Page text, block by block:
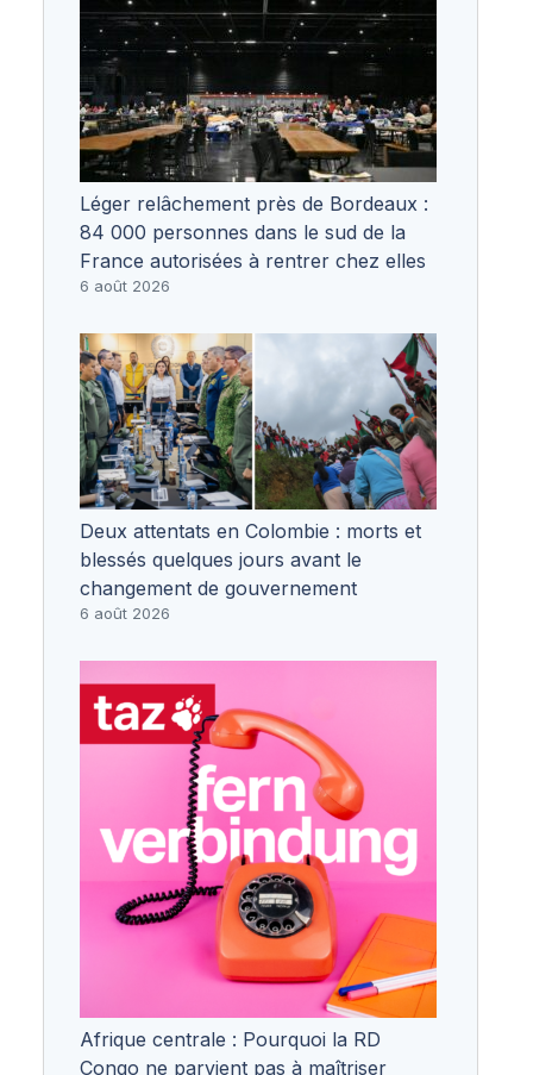
Léger relâchement près de Bordeaux :
84 000 personnes dans le sud de la
France autorisées à rentrer chez elles
6 août 2026
Deux attentats en Colombie : morts et
blessés quelques jours avant le
changement de gouvernement
6 août 2026
Afrique centrale : Pourquoi la RD
Congo ne parvient pas à maîtriser